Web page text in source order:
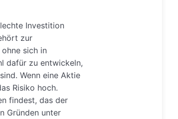
Investition
zur
ohne sich in
dafür zu entwickeln,
Wenn eine Aktie
Risiko hoch.
findest, das der
Gründen unter